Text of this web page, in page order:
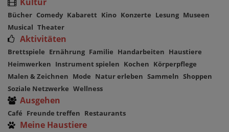
Bücher Comedy Kabarett Kino Konzerte Lesung Museen
Musical Theater
Aktivitäten
Brettspiele Ernährung Familie Handarbeiten Haustiere
Heimwerken Instrument spielen Kochen Körperpflege
Malen & Zeichnen Mode Natur erleben Sammeln Shoppen
Soziale Netzwerke Wellness
Ausgehen
Café Freunde treffen Restaurants
Meine Haustiere